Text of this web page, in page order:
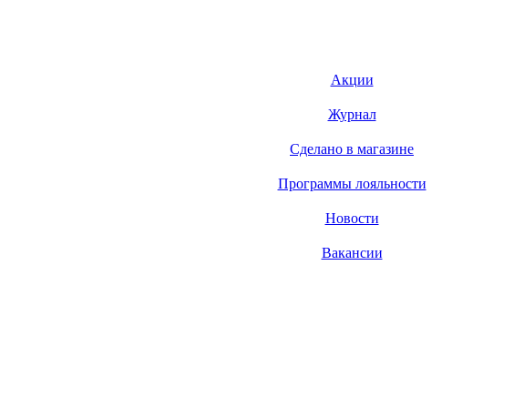
Акции
Журнал
Сделано в магазине
Программы лояльности
Новости
Вакансии